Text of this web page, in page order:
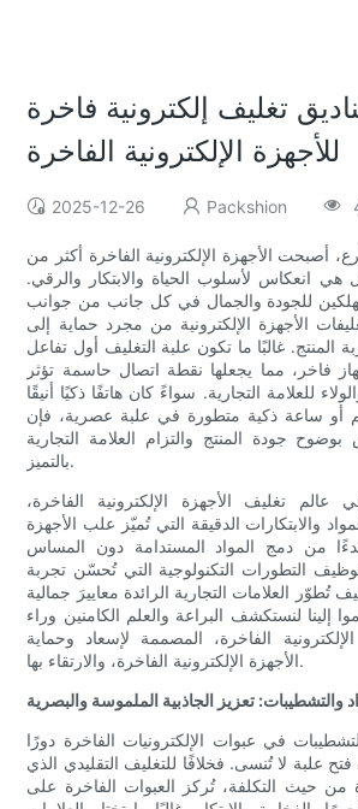
تغليف إلكترونية فاخرة
للأجهزة الإلكترونية الفاخرة
2025-12-26 Packshion
أصبحت الأجهزة الإلكترونية الفاخرة أكثر من
هي انعكاس لأسلوب الحياة والابتكار والرقي.
للجودة والجمال في كل جانب من جوانب
الأجهزة الإلكترونية من مجرد حماية إلى
غالبًا ما تكون علبة التغليف أول تفاعل
فاخر، مما يجعلها نقطة اتصال حاسمة تؤثر
للعلامة التجارية. سواءً كان هاتفًا ذكيًا أنيقًا
أو ساعة ذكية متطورة في علبة عصرية، فإن
جودة المنتج والتزام العلامة التجارية
بالتميز.
تغليف الأجهزة الإلكترونية الفاخرة،
والابتكارات الدقيقة التي تُميّز علب الأجهزة
بدءًا من دمج المواد المستدامة دون المساس
التطورات التكنولوجية التي تُحسّن تجربة
العلامات التجارية الرائدة معاييرَ جمالية
إلينا لنستكشف البراعة والعلم الكامنين وراء
الفاخرة، المصممة لإسعاد وحماية
الأجهزة الإلكترونية الفاخرة، والارتقاء بها.
والتشطيبات: تعزيز الجاذبية الملموسة والبصرية
في عبوات الإلكترونيات الفاخرة دورًا
علبة لا تُنسى. فخلافًا للتغليف التقليدي الذي
من حيث التكلفة، تُركز العبوات الفاخرة على